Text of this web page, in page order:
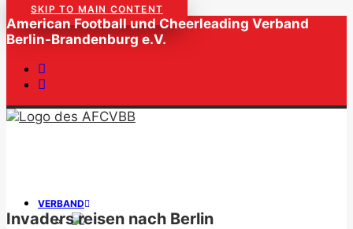
SKIP TO MAIN CONTENT
American Football und Cheerleading Verband
Berlin-Brandenburg e.V.
VERBAND
Invaders reisen nach Berlin